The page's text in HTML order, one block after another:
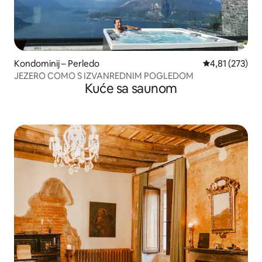
Kondominij – Perledo Prosječna
4,81 (273)
JEZERO COMO S IZVANREDNIM POGLEDOM
Kuće sa saunom